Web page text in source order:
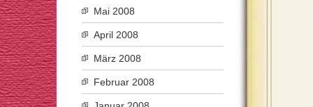
Mai 2008
April 2008
März 2008
Februar 2008